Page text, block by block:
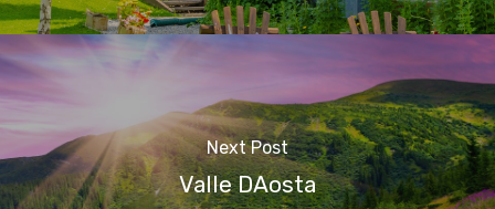
Next Post
Valle DAosta